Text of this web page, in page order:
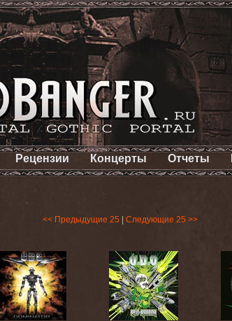
Рецензии Концерты Отчеты
<< Предыдущие 25 Следующие 25 >>